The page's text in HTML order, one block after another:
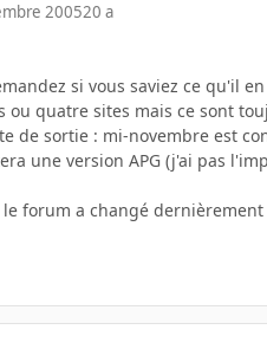
200520 a
si vous saviez ce qu'il
ou quatre sites mais ce sont
de sortie : mi-novembre est
une version APG (j'ai pas
le forum a changé dernièrement